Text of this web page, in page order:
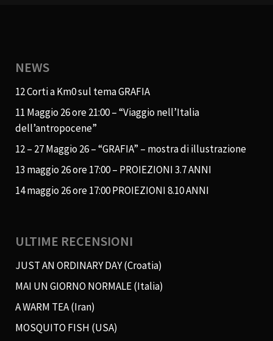
NEWS
12 Corti a Km0 sul tema GRAFIA
11 Maggio 26 ore 21:00 – “Viaggio nell’Italia
dell’antropocene”
12 – 27 Maggio 26 – “GRAFIA” – mostra di illustrazione
13 maggio 26 ore 17:00 – PROIEZIONI 3.7 ANNI
14 maggio 26 ore 17:00 PROIEZIONI 8.10 ANNI
ULTIME RECENSIONI
JUST AN ORDINARY DAY (Croatia)
MAI UN GIORNO NORMALE (Italia)
A WARM TEA (Iran)
MOSQUITO FISH (USA)